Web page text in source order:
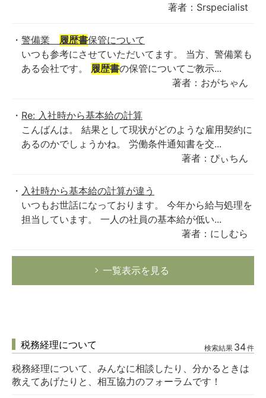
著者：Srspecialist
警備業 履歴書保管について
いつも参考にさせていただいてます。 当方、警備業も
ある会社です。 履歴書の保管についてご教示...
著者：おがちゃん
Re: 入社時から基本給の計算
こんばんは。 結果として現状がどのような雇用契約に
あるのかでしょうかね。 労働条件通知書を交...
著者：ぴぃちん
入社時から基本給の計算が違う
いつもお世話になっております。 今年から給与処理を
担当しています。 一人の社員の基本給が低い...
著者：にしむら
一覧表示を見る
税務経理について 検索結果 34件
税務経理について、みんなに相談したり、分かるときは
教えてあげたりと、相互協力のフォーラムです！